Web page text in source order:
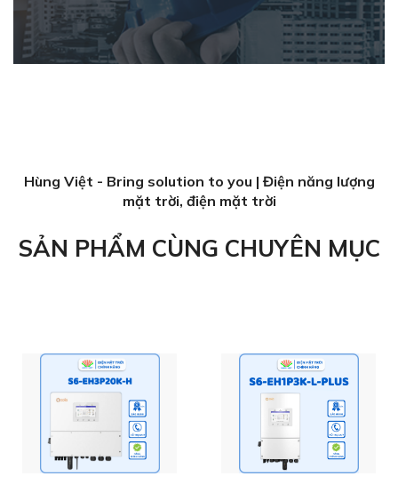
Hùng Việt - Bring solution to you | Điện năng lượng
mặt trời, điện mặt trời
SẢN PHẨM CÙNG CHUYÊN MỤC